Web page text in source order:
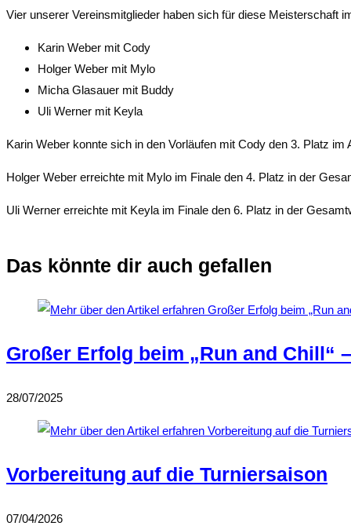
Vier unserer Vereinsmitglieder haben sich für diese Meisterschaft
Karin Weber mit Cody
Holger Weber mit Mylo
Micha Glasauer mit Buddy
Uli Werner mit Keyla
Karin Weber konnte sich in den Vorläufen mit Cody den 3. Platz im
Holger Weber erreichte mit Mylo im Finale den 4. Platz in der
Uli Werner erreichte mit Keyla im Finale den 6. Platz in der
Das könnte dir auch gefallen
Großer Erfolg beim „Run and Chill“
28/07/2025
Vorbereitung auf die Turniersaison
07/04/2026